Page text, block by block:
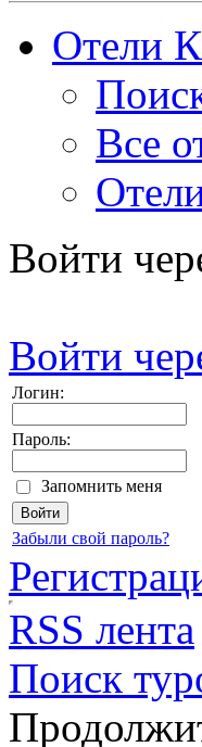
Отели
Все
Войти
Войти
Логин:
Пароль:
Запомнить меня
Забыли свой пароль?
RSS лента
Поиск